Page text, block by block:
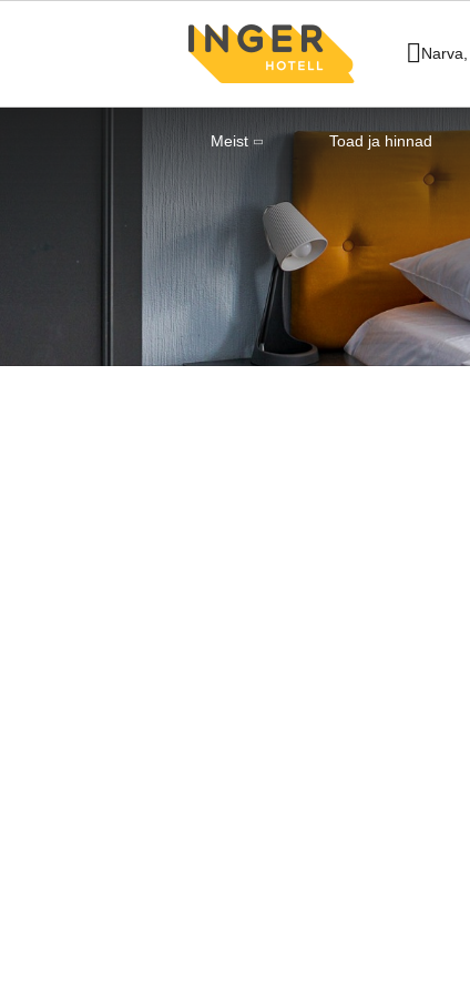
Narva,
Meist Toad ja hinnad